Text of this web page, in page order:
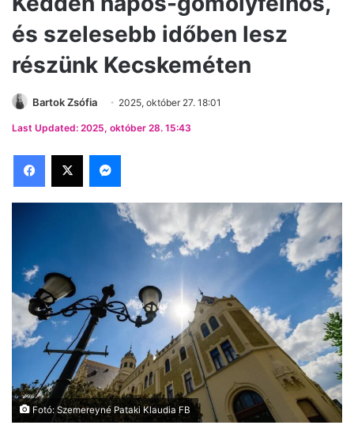
és szelesebb időben lesz
részünk Kecskeméten
Bartok Zsófia 2025, október 27. 18:01
Last Updated: 2025, október 28. 15:43
Facebook
X Messenger
Fotó: Szemereyné Pataki Klaudia FB